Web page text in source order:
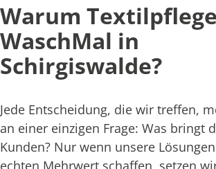
Warum
WaschMal in
Schirgiswalde?
Jede Entscheidung, die wir treffen,
an einer einzigen Frage: Was bringt
Kunden? Nur wenn unsere